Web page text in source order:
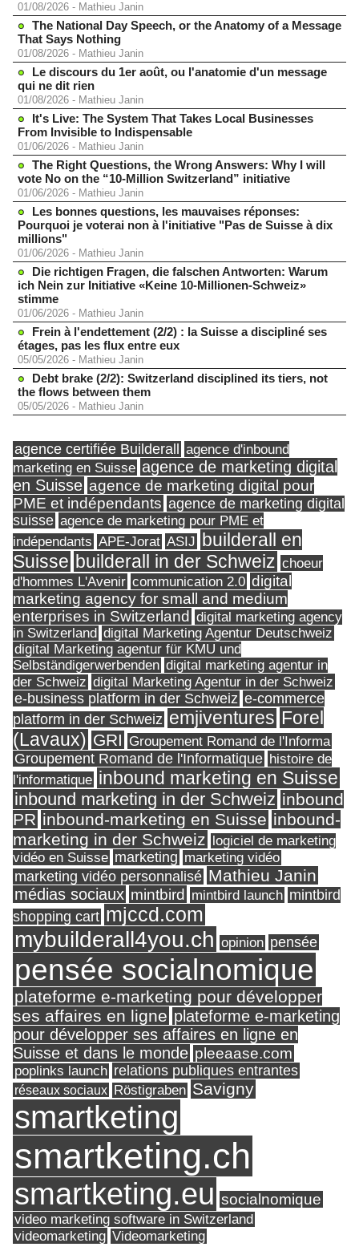
01/08/2026 - Mathieu Janin
The National Day Speech, or the Anatomy of a Message
That Says Nothing
01/08/2026 - Mathieu Janin
Le discours du 1er août, ou l'anatomie d'un message
qui ne dit rien
01/08/2026 - Mathieu Janin
It's Live: The System That Takes Local Businesses
From Invisible to Indispensable
01/06/2026 - Mathieu Janin
The Right Questions, the Wrong Answers: Why I will
vote No on the “10-Million Switzerland” initiative
01/06/2026 - Mathieu Janin
Les bonnes questions, les mauvaises réponses:
Pourquoi je voterai non à l'initiative "Pas de Suisse à dix
millions"
01/06/2026 - Mathieu Janin
Die richtigen Fragen, die falschen Antworten: Warum
ich Nein zur Initiative «Keine 10-Millionen-Schweiz»
stimme
01/06/2026 - Mathieu Janin
Frein à l'endettement (2/2) : la Suisse a discipliné ses
étages, pas les flux entre eux
05/05/2026 - Mathieu Janin
Debt brake (2/2): Switzerland disciplined its tiers, not
the flows between them
05/05/2026 - Mathieu Janin
agence certifiée Builderall
agence d'inbound
marketing en Suisse agence de marketing digital
en Suisse agence de marketing digital pour
PME et indépendants agence de marketing digital
suisse agence de marketing pour PME et
indépendants APE-Jorat ASIJ builderall en
Suisse builderall in der Schweiz choeur
d'hommes L'Avenir communication 2.0 digital
marketing agency for small and medium
enterprises in Switzerland digital marketing agency
in Switzerland digital Marketing Agentur Deutschweiz
digital Marketing agentur für KMU und
Selbständigerwerbenden digital marketing agentur in
der Schweiz digital Marketing Agentur in der Schweiz
e-business platform in der Schweiz e-commerce
platform in der Schweiz emjiventures Forel
(Lavaux) GRI Groupement Romand de l'Informa
Groupement Romand de l'Informatique histoire de
l'informatique inbound marketing en Suisse
inbound marketing in der Schweiz inbound
PR inbound-marketing en Suisse inbound-
marketing in der Schweiz logiciel de marketing
vidéo en Suisse marketing marketing vidéo
marketing vidéo personnalisé Mathieu Janin
médias sociaux mintbird mintbird launch mintbird
shopping cart mjccd.com
mybuilderall4you.ch opinion pensée
pensée socialnomique
plateforme e-marketing pour développer
ses affaires en ligne plateforme e-marketing
pour développer ses affaires en ligne en
Suisse et dans le monde pleeaase.com
poplinks launch relations publiques entrantes
réseaux sociaux Röstigraben Savigny
smartketing
smartketing.ch
smartketing.eu socialnomique
video marketing software in Switzerland
videomarketing Videomarketing